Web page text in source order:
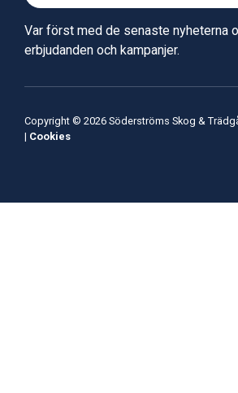
Var först med de senaste nyheterna
erbjudanden och kampanjer.
Copyright © 2026 Söderströms Skog &
| Cookies